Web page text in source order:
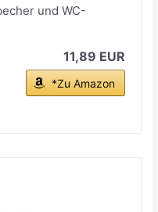
und WC-
11,89 EUR
*Zu Amazon